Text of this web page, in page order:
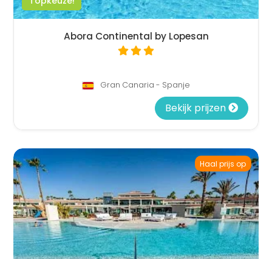
Abora Continental by Lopesan
Gran Canaria - Spanje
Bekijk prijzen
Haal prijs op